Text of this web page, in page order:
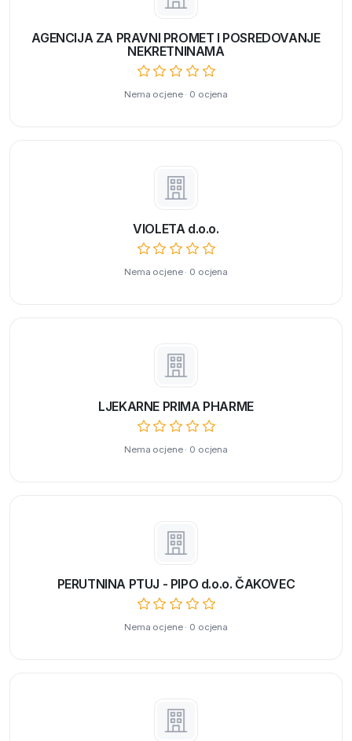
AGENCIJA ZA PRAVNI PROMET I POSREDOVANJE
NEKRETNINAMA
Nema ocjene · 0 ocjena
VIOLETA d.o.o.
Nema ocjene · 0 ocjena
LJEKARNE PRIMA PHARME
Nema ocjene · 0 ocjena
PERUTNINA PTUJ - PIPO d.o.o. ČAKOVEC
Nema ocjene · 0 ocjena